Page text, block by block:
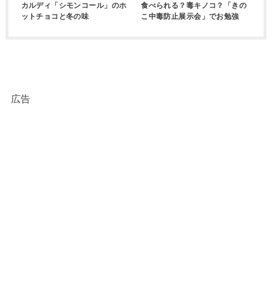
カルディ「シモンコール」のホ
ットチョコと冬の味
食べられる？毒キノコ？「きの
こ中毒防止展示会」でお勉強
広告